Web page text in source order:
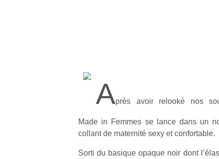
Après avoir relooké nos
Made in Femmes se lance dans un
collant de maternité sexy et confortable.
Sorti du basique opaque noir dont